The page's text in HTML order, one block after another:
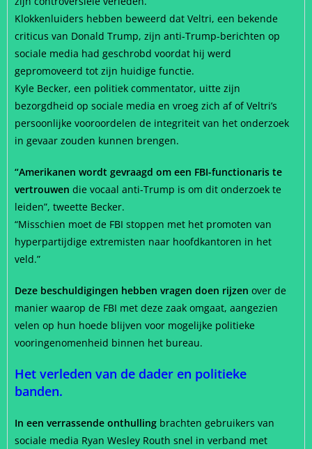
Klokkenluiders hebben beweerd dat Veltri, een bekende
criticus van Donald Trump, zijn anti-Trump-berichten op
sociale media had geschrobd voordat hij werd
gepromoveerd tot zijn huidige functie.
Kyle Becker, een politiek commentator, uitte zijn
bezorgdheid op sociale media en vroeg zich af of Veltri’s
persoonlijke vooroordelen de integriteit van het onderzoek
in gevaar zouden kunnen brengen.
“Amerikanen wordt gevraagd om een FBI-functionaris te
vertrouwen die vocaal anti-Trump is om dit onderzoek te
leiden”, tweette Becker.
“Misschien moet de FBI stoppen met het promoten van
hyperpartijdige extremisten naar hoofdkantoren in het
veld.”
Deze beschuldigingen hebben vragen doen rijzen over de
manier waarop de FBI met deze zaak omgaat, aangezien
velen op hun hoede blijven voor mogelijke politieke
vooringenomenheid binnen het bureau.
Het verleden van de dader en politieke
banden.
In een verrassende onthulling brachten gebruikers van
sociale media Ryan Wesley Routh snel in verband met